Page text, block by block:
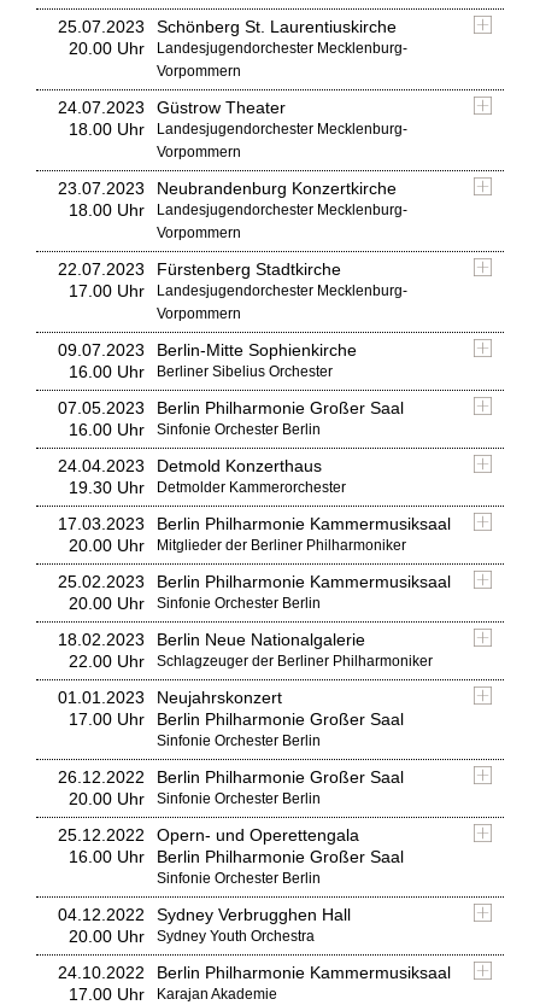
25.07.2023
20.00 Uhr
Schönberg St. Laurentiuskirche
Landesjugendorchester Mecklenburg-
Vorpommern
24.07.2023
18.00 Uhr
Güstrow Theater
Landesjugendorchester Mecklenburg-
Vorpommern
23.07.2023
18.00 Uhr
Neubrandenburg Konzertkirche
Landesjugendorchester Mecklenburg-
Vorpommern
22.07.2023
17.00 Uhr
Fürstenberg Stadtkirche
Landesjugendorchester Mecklenburg-
Vorpommern
09.07.2023
16.00 Uhr
Berlin-Mitte Sophienkirche
Berliner Sibelius Orchester
07.05.2023
16.00 Uhr
Berlin Philharmonie Großer Saal
Sinfonie Orchester Berlin
24.04.2023
19.30 Uhr
Detmold Konzerthaus
Detmolder Kammerorchester
17.03.2023
20.00 Uhr
Berlin Philharmonie Kammermusiksaal
Mitglieder der Berliner Philharmoniker
25.02.2023
20.00 Uhr
Berlin Philharmonie Kammermusiksaal
Sinfonie Orchester Berlin
18.02.2023
22.00 Uhr
Berlin Neue Nationalgalerie
Schlagzeuger der Berliner Philharmoniker
01.01.2023
17.00 Uhr
Neujahrskonzert
Berlin Philharmonie Großer Saal
Sinfonie Orchester Berlin
26.12.2022
20.00 Uhr
Berlin Philharmonie Großer Saal
Sinfonie Orchester Berlin
25.12.2022
16.00 Uhr
Opern- und Operettengala
Berlin Philharmonie Großer Saal
Sinfonie Orchester Berlin
04.12.2022
20.00 Uhr
Sydney Verbrugghen Hall
Sydney Youth Orchestra
24.10.2022
17.00 Uhr
Berlin Philharmonie Kammermusiksaal
Karajan Akademie